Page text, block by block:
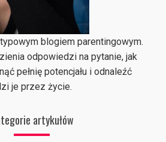
blogiem parentingowym.
odpowiedzi na pytanie, jak
pełnię potencjału i odnaleźć
je przez życie.
artykułów